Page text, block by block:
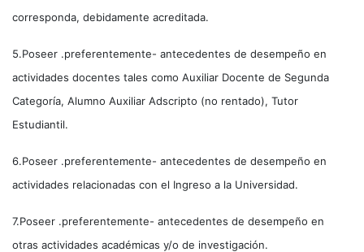
corresponda, debidamente acreditada.
5.Poseer .preferentemente- antecedentes de desempeño en
actividades docentes tales como Auxiliar Docente de Segunda
Categoría, Alumno Auxiliar Adscripto (no rentado), Tutor
Estudiantil.
6.Poseer .preferentemente- antecedentes de desempeño en
actividades relacionadas con el Ingreso a la Universidad.
7.Poseer .preferentemente- antecedentes de desempeño en
otras actividades académicas y/o de investigación.